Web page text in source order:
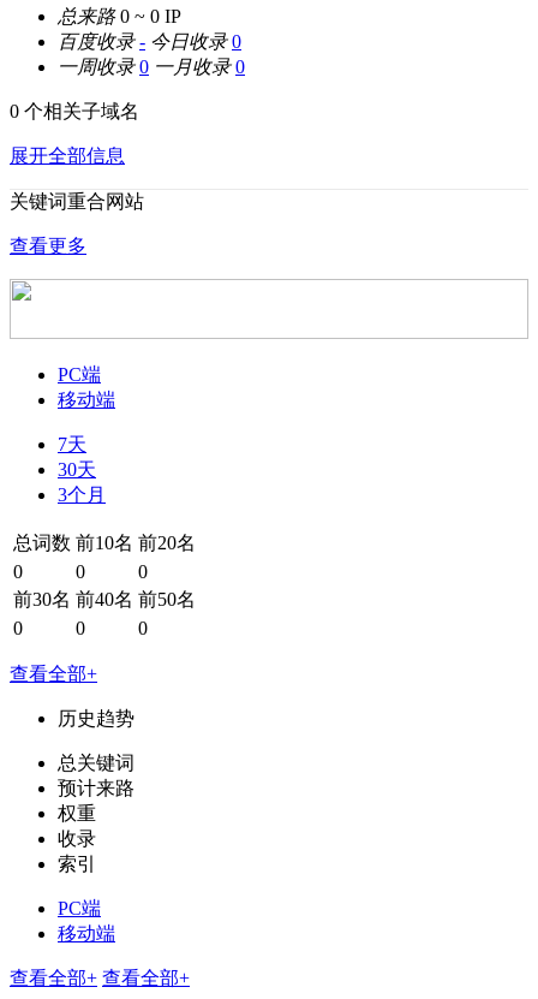
总来路 0 ~ 0 IP
百度收录 - 今日收录 0
一周收录 0 一月收录 0
0 个相关子域名
展开全部信息
关键词重合网站
查看更多
PC端
移动端
7天
30天
3个月
总词数 前10名 前20名
0
0
0
前30名 前40名 前50名
0
0 0
查看全部+
历史趋势
总关键词
预计来路
权重
收录
索引
PC端
移动端
查看全部+ 查看全部+